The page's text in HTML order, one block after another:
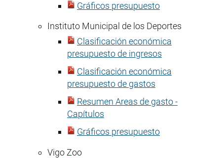
Gráficos presupuesto
Instituto Municipal de los Deportes
Clasificación económica
presupuesto de ingresos
Clasificación económica
presupuesto de gastos
Resumen Areas de gasto -
Capítulos
Gráficos presupuesto
Vigo Zoo